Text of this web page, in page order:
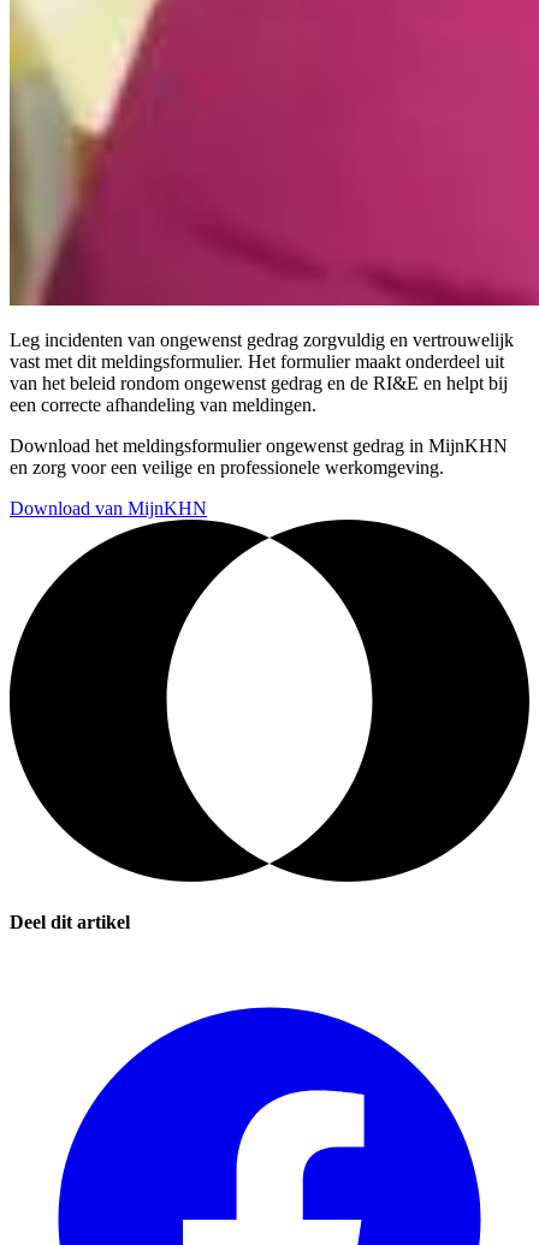
Leg incidenten van ongewenst gedrag zorgvuldig en vertrouwelijk
vast met dit meldingsformulier. Het formulier maakt onderdeel uit
van het beleid rondom ongewenst gedrag en de RI&E en helpt bij
een correcte afhandeling van meldingen.
Download het meldingsformulier ongewenst gedrag in MijnKHN
en zorg voor een veilige en professionele werkomgeving.
Download van MijnKHN
Deel dit artikel